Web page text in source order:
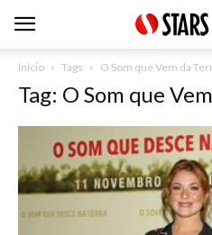
Inicio Tags O Som que Vem da
Tag: O Som que